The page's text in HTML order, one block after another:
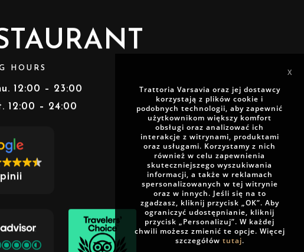
HOURS
12:00 – 23:00
12:00 – 24:00
X
Trattoria Varsavia oraz jej dostawcy
korzystają z plików cookie i
podobnych technologii, aby zapewnić
użytkownikom większy komfort
obsługi oraz analizować ich
interakcje z witrynami, produktami
oraz usługami. Korzystamy z nich
również w celu zapewnienia
skuteczniejszego wyszukiwania
informacji, a także w reklamach
spersonalizowanych w tej witrynie
oraz w innych. Jeśli się na to
zgadzasz, kliknij przycisk „OK”. Aby
ograniczyć udostępnianie, kliknij
przycisk „Personalizuj”. W każdej
chwili możesz zmienić te opcje. Więcej
szczegółów tutaj.